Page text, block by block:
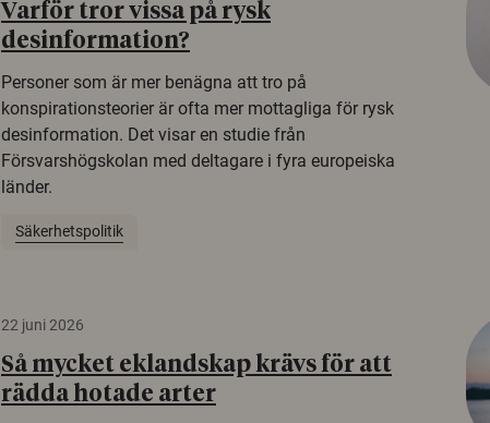
Varför tror vissa på rysk
desinformation?
Personer som är mer benägna att tro på
konspirationsteorier är ofta mer mottagliga för rysk
desinformation. Det visar en studie från
Försvarshögskolan med deltagare i fyra europeiska
länder.
Säkerhetspolitik
22 juni 2026
Så mycket eklandskap krävs för att
rädda hotade arter